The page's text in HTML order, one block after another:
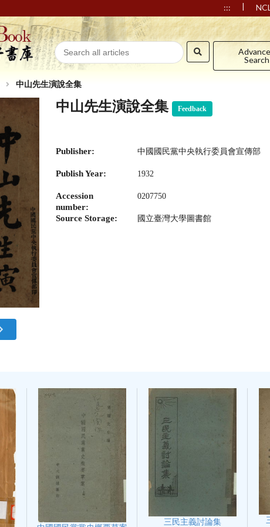
::: |
Search
中山先生演說全集
中山先生演說全集 Feedback
Publisher: 中國國民黨中央執行委員會宣傳部
Publish Year: 1932
Accession
number:
0207750
Source Storage: 國立臺灣大學圖書館
三民主義討論集